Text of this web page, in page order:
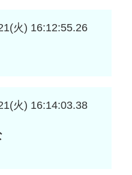
火) 16:12:55.26
火) 16:14:03.38